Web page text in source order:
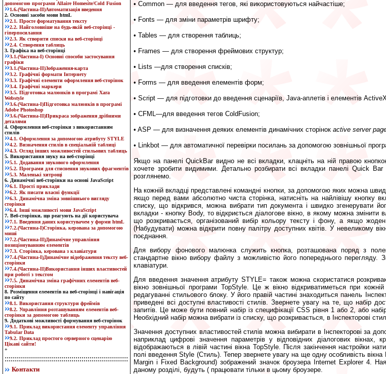
допомогою програми Allaire Homesite/Cold Fusion
1.6.(Частина-II)Автоматизація введення
2. Основні засоби мови htmL
2.1. Просте форматування тексту
2.2. Найголовніше на будь-якій веб-сторінці -
гіперпосилання
2.3. Як створити списки на веб-сторінці
2.4. Створення таблиць
3. Графіка на веб-сторінці
3.1.(Частина-I) Основні способи застосування
графіки
3.1.(Частина-II)Зображення-карта
3.2. Графічні формати Інтернету
3.3. Графічні елементи оформлення веб-сторінок
3.4. Графічні маркери
3.5. Підготовка малюнків в програмі Xara
Webstyle
3.6.(Частина-I)Підготовка малюнків в програмі
Adobe Photoshop
3.6.(Частина-II)Прикраса зображення дрібними
деталями
4. Оформлення веб-сторінки з використанням
стилів
4.1. Оформлення за допомогою атрибуту STYLE
4.2. Визначення стилів в спеціальній таблиці
4.3. Огляд інших можливостей стильових таблиць
5. Використання звуку на веб-сторінці
5.1. Додавання звукового оформлення
5.2. Програми для стиснення звукових фрагментів
5.3. Маленькі хитрощі
6. Динамічні веб-сторінки на основі JavaScript
6.1. Прості приклади
6.2. Як писати власні функції
6.3. Динамічна зміна зовнішнього вигляду
сторінки
6.4. Інші можливості мови JavaScript
7. Веб-сторінки, що реагують на дії користувача
7.1. Введення даних користувачем у форми htmL
7.2.(Частина-I)Сторінка, керована за допомогою
миші
7.2.(Частина-II)Динамічне управління
позиціонуванням елементів
7.3. Сторінка, керована з клавіатури
7.4.(Частина-I)Динамічне відображення тексту веб-
сторінки
7.4.(Частина-II)Використання інших властивостей
при роботі з текстом
7.5. Динамічна зміна графічних елементів веб-
сторінки
8. Розміщення елементів на веб-сторінці і навігація
по сайту
8.1. Використання структури фреймів
8.2. Управління розташуванням елементів веб-
сторінки за допомогою таблиць
9. Додаткові можливості формування веб-сторінок
9.1. Приклад використання елементу управління
Tabular Data
9.2. Приклад простого серверного сценарію
Цікаві сайти!
+
:::::::::::::::::::::::::::::::::::::::::::::::::::::::::::::
Контакти
• Common — для введення тегов, які використовуються найчастіше;
• Fonts — для зміни параметрів шрифту;
• Tables — для створення таблиць;
• Frames — для створення фреймових структур;
• Lists —для створення списків;
• Forms — для введення елементів форм;
• Script — для підготовки до введення сценаріїв, Java-аплетів і елементів
• CFML—для введення тегов ColdFusion;
• ASP — для визначення деяких елементів динамічних сторінок active server
• Linkbot — для автоматичної перевірки посилань за допомогою зовнішньої
Якщо на панелі QuickBar видно не всі вкладки, клацніть на ній правою
хочете зробити видимими. Детально розбирати всі вкладки панелі Quick
розглянемо.
На кожній вкладці представлені командні кнопки, за допомогою яких можна
якщо перед вами абсолютно чиста сторінка, натисніть на найлівішу кнопку
списку, що відкрився, можна вибрати тип документа і швидко згенерувати
вкладки - кнопку Body, то відкриється діалогове вікно, в якому можна змінити
що розкривається, організований вибір кольору тексту і фону, а якщо
(Набудувати) можна відкрити повну палітру доступних квітів. У невеликому
поєднання.
Для вибору фонового малюнка служить кнопка, розташована поряд з
стандартне вікно вибору файлу з можливістю його попереднього
клавіатури.
Для введення значення атрибуту STYLE= також можна скористатися
вікно зовнішньої програми TopStyle. Це ж вікно відкриватиметься при
редагуванні стильового блоку. У його правій частині знаходиться панель
приведені всі доступні властивості стилів. Звернете увагу на те, що набір
запитів. Це може бути повний набір із специфікації CSS рівня 1 або 2, або
Необхідний набір можна вибрати із списку, що розкривається, в Інспекторові
Значення доступних властивостей стилів можна вибирати в Інспекторові за
наприклад цифрові значення параметрів у відповідних діалогових
відображаються в лівій частині вікна TopStyle. Після закінчення настройки
полі введення Style (Стиль). Тепер звернете увагу на ще одну особливість
Margin і Fixed Background) зображений значок броузера Internet Explorer 4.
даному розділі, будуть ( працювати тільки в цьому броузере.